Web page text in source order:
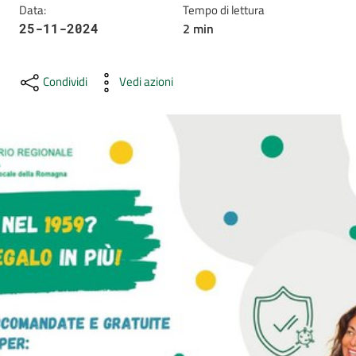
Carta
Servizi
Bandi
e
Concorsi
Seguici
Data:
25-11-2024
Tempo di lettura
2 min
Condividi Vedi azioni